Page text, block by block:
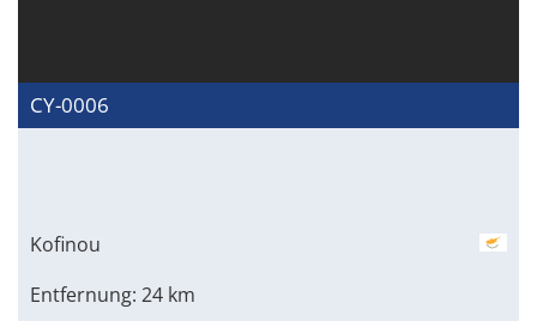
CY-0006
Kofinou
Entfernung: 24 km